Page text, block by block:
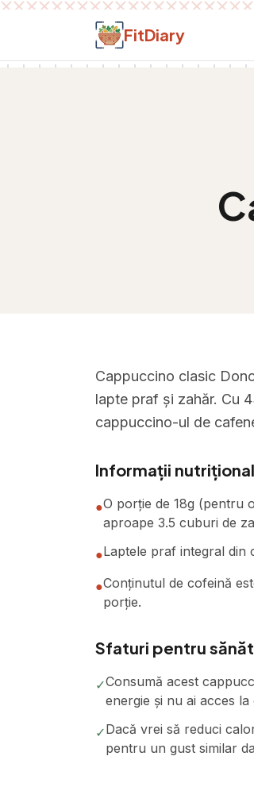
Salt la conținut
FitDiary
Cappuccino clasic
lapte praf și zahăr. Cu
cappuccino-ul de
Informații
●O porție de 18g (pentru
aproape 3.5 cuburi de
●Laptele praf integral din
●Conținutul de cofeină
porție.
Sfaturi pentru
✓Consumă acest
energie și nu ai acces
✓Dacă vrei să reduci
pentru un gust similar